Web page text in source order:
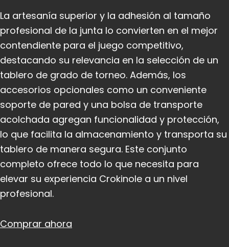
La artesanía superior y la adhesión al tamaño
profesional de la junta lo convierten en el mejor
contendiente para el juego competitivo,
destacando su relevancia en la selección de un
tablero de grado de torneo. Además, los
accesorios opcionales como un conveniente
soporte de pared y una bolsa de transporte
acolchada agregan funcionalidad y protección,
lo que facilita la almacenamiento y transporta su
tablero de manera segura. Este conjunto
completo ofrece todo lo que necesita para
elevar su experiencia Crokinole a un nivel
profesional.
Comprar ahora